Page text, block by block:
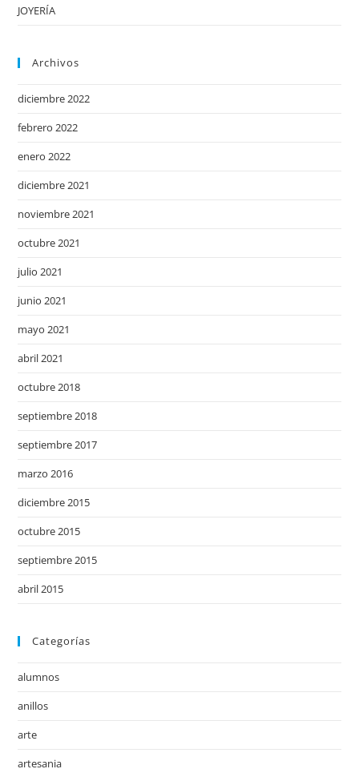
JOYERÍA
Archivos
diciembre 2022
febrero 2022
enero 2022
diciembre 2021
noviembre 2021
octubre 2021
julio 2021
junio 2021
mayo 2021
abril 2021
octubre 2018
septiembre 2018
septiembre 2017
marzo 2016
diciembre 2015
octubre 2015
septiembre 2015
abril 2015
Categorías
alumnos
anillos
arte
artesania